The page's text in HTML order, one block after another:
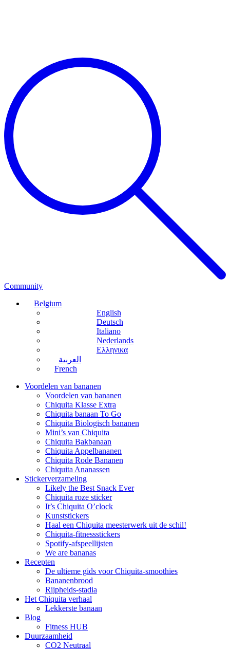
Community
Belgium
English
Deutsch
Italiano
Nederlands
Ελληνικα
العربية
French
Voordelen van bananen
Voordelen van bananen
Chiquita Klasse Extra
Chiquita banaan To Go
Chiquita Biologisch bananen
Mini’s van Chiquita
Chiquita Bakbanaan
Chiquita Appelbananen
Chiquita Rode Bananen
Chiquita Ananassen
Stickerverzameling
Likely the Best Snack Ever
Chiquita roze sticker
It’s Chiquita O’clock
Kunststickers
Haal een Chiquita meesterwerk uit de schil!
Chiquita-fitnessstickers
Spotify-afspeellijsten
We are bananas
Recepten
De ultieme gids voor Chiquita-smoothies
Bananenbrood
Rijpheids-stadia
Het Chiquita verhaal
Lekkerste banaan
Blog
Fitness HUB
Duurzaamheid
CO2 Neutraal